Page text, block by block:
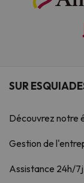
SUR
Découvrez notre
Gestion de
Assistance 24h/7j